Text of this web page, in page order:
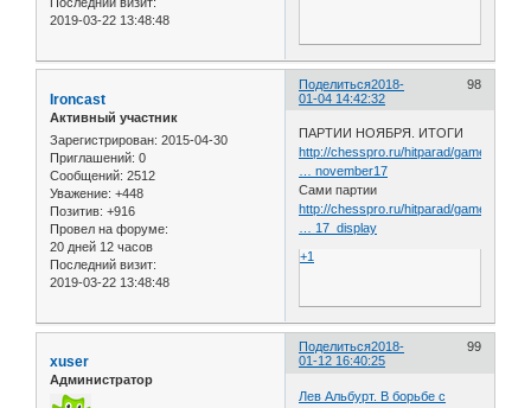
2019-03-22 13:48:48
Поделиться 98
2018-
01-04 14:42:32
Ironcast
Активный участник
Зарегистрирован: 2015-04-30
Приглашений: 0
Сообщений: 2512
Уважение: +448
Позитив: +916
Провел на форуме:
20 дней 12 часов
Последний визит:
2019-03-22 13:48:48
ПАРТИИ НОЯБРЯ. ИТОГИ
http://chesspro.ru/hitparad/game_of_the
… november17
Сами партии
http://chesspro.ru/hitparad/game_of_the
… 17_display
+1
Поделиться 99
2018-
01-12 16:40:25
xuser
Администратор
Лев Альбурт. В борьбе с